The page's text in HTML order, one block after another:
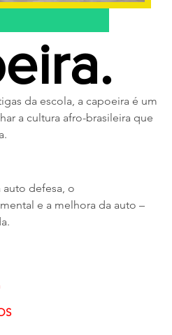
da escola, a capoeira é um
a cultura afro-brasileira que
defesa, o
e a melhora da auto –